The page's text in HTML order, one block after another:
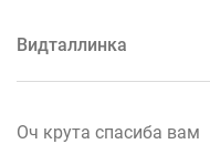
Видталлинка
Оч крута спасиба вам